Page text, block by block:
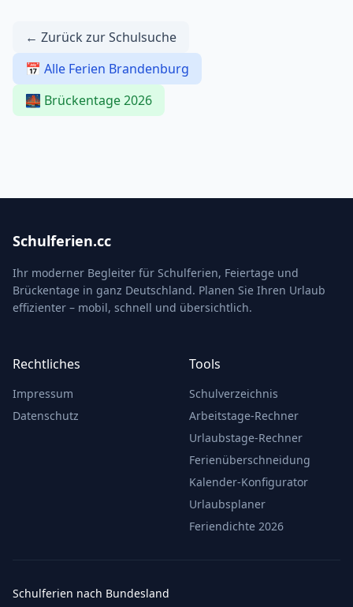
← Zurück zur Schulsuche
📅 Alle Ferien Brandenburg
🌉 Brückentage 2026
Schulferien.cc
Ihr moderner Begleiter für Schulferien, Feiertage und
Brückentage in ganz Deutschland. Planen Sie Ihren Urlaub
effizienter – mobil, schnell und übersichtlich.
Rechtliches
Impressum
Datenschutz
Tools
Schulverzeichnis
Arbeitstage-Rechner
Urlaubstage-Rechner
Ferienüberschneidung
Kalender-Konfigurator
Urlaubsplaner
Feriendichte 2026
Schulferien nach Bundesland